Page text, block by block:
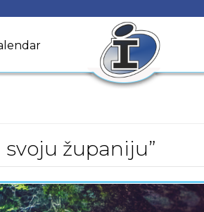
županiju”